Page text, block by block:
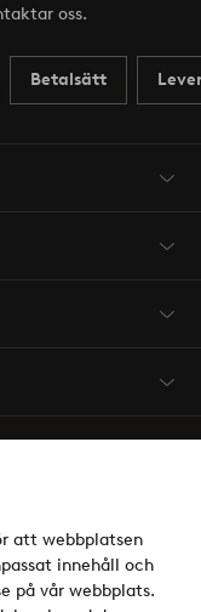
att webbplatsen
innehåll och
på vår webbplats.
oss.
Betalsätt